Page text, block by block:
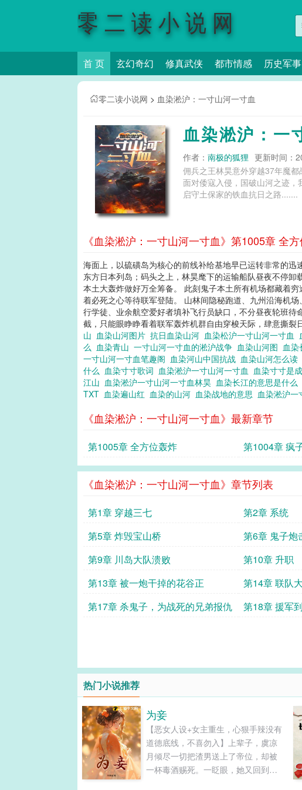
零二读小说网
首 页 玄幻奇幻 修真武侠 都市情感 历史军事
零二读小说网 > 血染淞沪：一寸山河一寸血
血染淞沪：一
作者： 南极的狐狸 更新时间：
佣兵之王林昊意外穿越37年魔
面对倭寇入侵，国破山河之迹
启守土保家的铁血抗日之路.......
《血染淞沪：一寸山河一寸血》第1005章 全
海面上，以硫磺岛为核心的前线补给基地早已运转非常的
东方日本列岛；码头之上，林昊麾下的运输船队昼夜不停
本土大轰炸做好万全筹备。 此刻鬼子本土所有机场都藏着
着必死之心等待联军登陆。 山林间隐秘跑道、九州沿海机
行学徒、业余航空爱好者填补飞行员缺口，不分昼夜轮班
截，只能眼睁睁看着联军轰炸机群自由穿梭天际，肆意撕
山 血染山河图片 抗日血染山河 血染松沪一寸山河一寸血
么 血染青山 一寸山河一寸血的淞沪战争 血染山河图 血
一寸山河一寸血笔趣阁 血染河山中国抗战 血染山河怎么读
什么 血染寸寸歌词 血染淞沪一寸山河一寸血 血染寸寸是
江山 血染淞沪一寸山河一寸血林昊 血染长江的意思是什么
TXT 血染遍山红 血染的山河 血染战地的意思 血染淞沪一
《血染淞沪：一寸山河一寸血》最新章节
第1005章 全方位轰炸 第1004章 疯
《血染淞沪：一寸山河一寸血》章节列表
第1章 穿越三七 第2章 系统
第5章 炸毁宝山桥
第6章 鬼子炮
第9章 川岛大队溃败
第10章 升职
第13章 被一炮干掉的花谷正
第14章 联队
第17章 杀鬼子，为战死的兄弟报仇
第18章 援军
热门小说推荐
为妾
【恶女人设+女主重生，心狠手辣没有
道德底线，不喜勿入】上辈子，虞凉
月倾尽一切把渣男送上了帝位，却被
一杯毒酒赐死。一眨眼，她又回到了